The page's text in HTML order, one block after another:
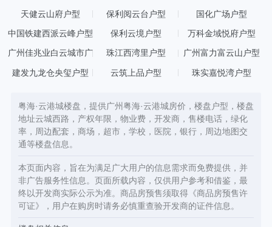
天健云山府户型 保利阅云台户型 国化广场户型
中国铁建西派云峰户型 保利云境户型 万科金域悦府户型
广州佳兆业白云城市广
珠江西湾里户型 广州富力富云山户型
建发九龙仓央玺户型 云筑上品户型 珠实嘉悦湾户型
粤海·云港城楼盘，提供广州粤海·云港城房价，楼盘户型，楼盘
地址云城西路，产权年限，物业费，开发商，售楼电话，绿化
率，周边配套，商场，超市，学校，医院，银行，周边地图交
通等楼盘信息。
本页面内容，旨在为满足广大用户的信息需求而免费提供，并
非广告服务性信息。页面所载内容，仅供用户参考和借鉴，最
终以开发商实际公示为准。商品房预售须取得《商品房预售许
可证》，用户在购房时请务必慎重查验开发商的证件信息。